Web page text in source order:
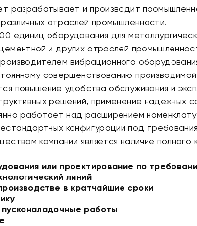
разрабатывает и производит
отраслей промышленности.
единиц оборудования для
и других отраслей
вибрационного
совершенствованию
повышение удобства обслуживания и
решений, применение надежных
работает над расширением
конфигураций под требования
компании является наличие полного
или проектирование по
линий
в кратчайшие сроки
работы